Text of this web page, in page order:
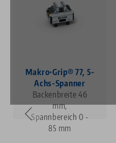
Makro•Grip® 77, 5-
Achs-Spanner
Backenbreite 46
mm,
Spannbereich 0 -
85 mm